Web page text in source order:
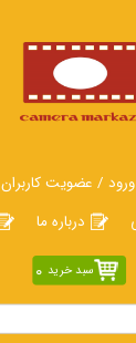
ورود / عضویت کاربران
درباره ما
سبد خرید 0